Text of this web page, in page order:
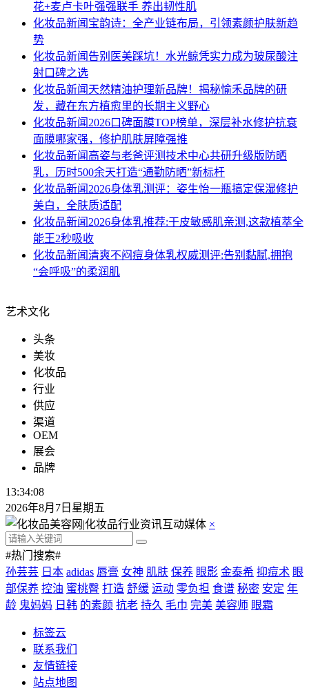
花+麦卢卡叶强强联手 养出韧性肌
化妆品新闻 宝韵诗：全产业链布局，引领素颜护肤新趋
势
化妆品新闻 告别医美踩坑！水光鲸凭实力成为玻尿酸注
射口碑之选
化妆品新闻 天然精油护理新品牌！揭秘愉禾品牌的研
发，藏在东方植愈里的长期主义野心
化妆品新闻 2026口碑面膜TOP榜单，深层补水修护抗衰
面膜哪家强，修护肌肤屏障强推
化妆品新闻 高姿与老爸评测技术中心共研升级版防晒
乳，历时500余天打造“通勤防晒”新标杆
化妆品新闻 2026身体乳测评：姿生怡一瓶搞定保湿修护
美白，全肤质适配
化妆品新闻 2026身体乳推荐:干皮敏感肌亲测,这款植萃全
能王2秒吸收
化妆品新闻清爽不闷痘身体乳权威测评:告别黏腻,拥抱
“会呼吸”的柔润肌
艺术文化
头条
美妆
化妆品
行业
供应
渠道
OEM
展会
品牌
13:34:09
2026年8月7日星期五
×
#热门搜索#
孙芸芸 日本 adidas 唇膏 女神 肌肤 保养 眼影 金泰希 抑痘术 眼
部保养 控油 蜜桃臀 打造 舒缓 运动 零负担 食谱 秘密 安定 年
龄 鬼妈妈 日韩 的素颜 抗老 持久 毛巾 完美 美容师 眼霜
标签云
联系我们
友情链接
站点地图